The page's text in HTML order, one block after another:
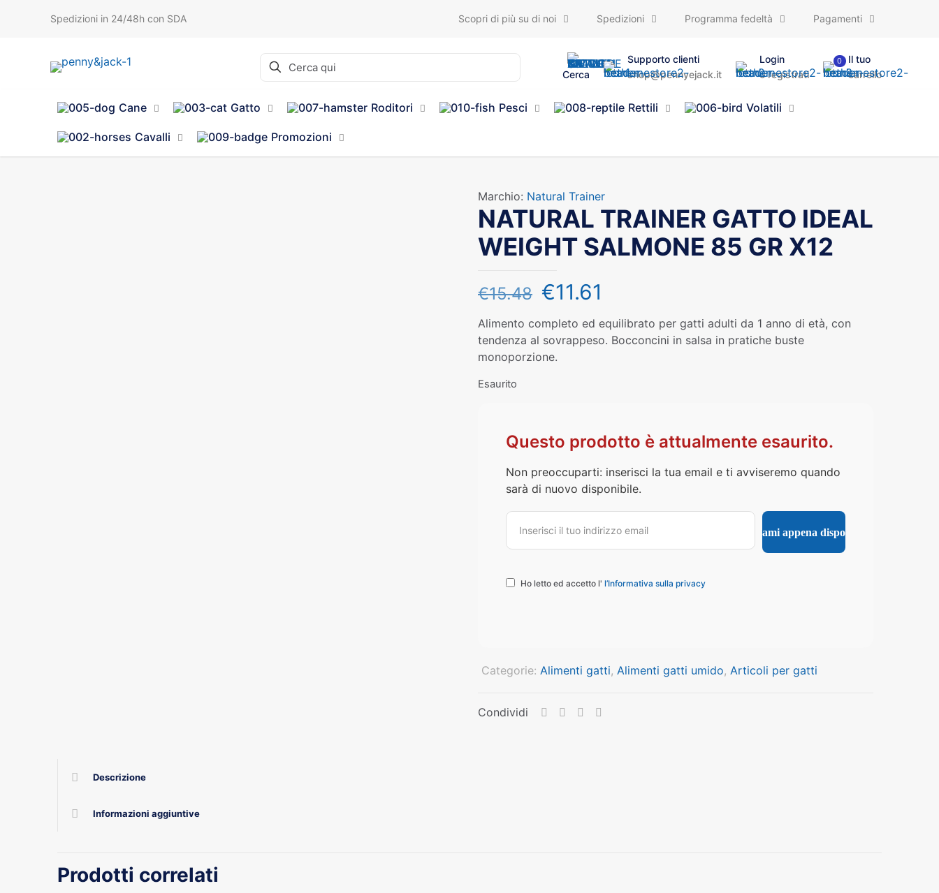
Spedizioni in 24/48h con SDA Scopri di più su di noi Spedizioni Programma fedeltà Pagamenti
Cerca
Supporto clienti
shop@pennyejack.it
Login
o registrati
0
Il tuo
carrello
Cane Gatto Roditori Pesci Rettili Volatili
Cavalli Promozioni
Marchio: Natural Trainer
NATURAL TRAINER GATTO IDEAL
WEIGHT SALMONE 85 GR X12
€15.48 €11.61
Alimento completo ed equilibrato per gatti adulti da 1 anno di età, con
tendenza al sovrappeso. Bocconcini in salsa in pratiche buste
monoporzione.
Esaurito
Questo prodotto è attualmente esaurito.
Non preoccuparti: inserisci la tua email e ti avviseremo quando
sarà di nuovo disponibile.
Ho letto ed accetto l' l’Informativa sulla privacy
Categorie: Alimenti gatti, Alimenti gatti umido, Articoli per gatti
Condividi
Descrizione
Informazioni aggiuntive
Prodotti correlati